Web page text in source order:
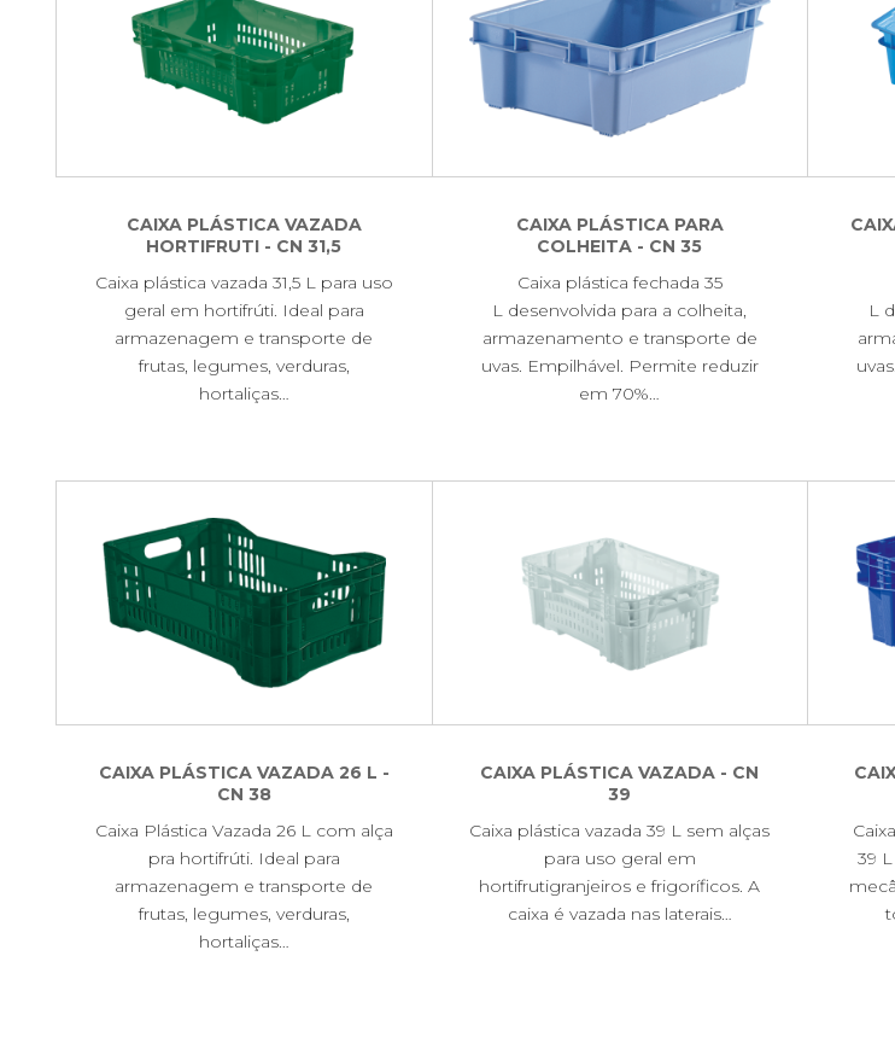
CAIXA PLÁSTICA VAZADA
HORTIFRUTI - CN 31,5
Caixa plástica vazada 31,5 L para uso
geral em hortifrúti. Ideal para
armazenagem e transporte de
frutas, legumes, verduras,
hortaliças…
CAIXA PLÁSTICA PARA
COLHEITA - CN 35
Caixa plástica fechada 35
L desenvolvida para a colheita,
armazenamento e transporte de
uvas. Empilhável. Permite reduzir
em 70%…
L
CAIXA PLÁSTICA VAZADA 26 L -
CN 38
Caixa Plástica Vazada 26 L com alça
pra hortifrúti. Ideal para
armazenagem e transporte de
frutas, legumes, verduras,
hortaliças…
CAIXA PLÁSTICA VAZADA - CN
39
Caixa plástica vazada 39 L sem alças
para uso geral em
hortifrutigranjeiros e frigoríficos. A
caixa é vazada nas laterais…
39